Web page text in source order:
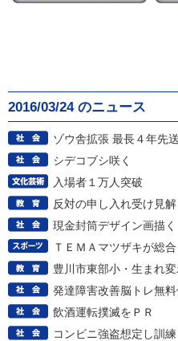
2016/03/24 のニュース
ゾウ舎拡張 最長４年先
シデコブシ咲く
入場者１万人突破
反対の申し入れ受け見解
現金封筒デザイン画描く
ＴＥＭＡマツザキが総合
豊川市東部小・生まれ変
発達障害改善脳トレ無
飲酒運転撲滅をＰＲ
コンビニ強盗想定し訓練